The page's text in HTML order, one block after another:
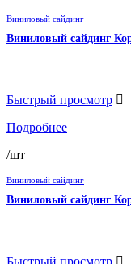
Виниловый сайдинг
Виниловый сайдинг
Быстрый просмотр
Подробнее
/шт
Виниловый сайдинг
Виниловый сайдинг
Быстрый просмотр